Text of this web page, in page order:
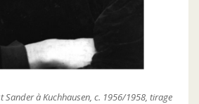
Sander à Kuchhausen, c. 1956/1958, tirage